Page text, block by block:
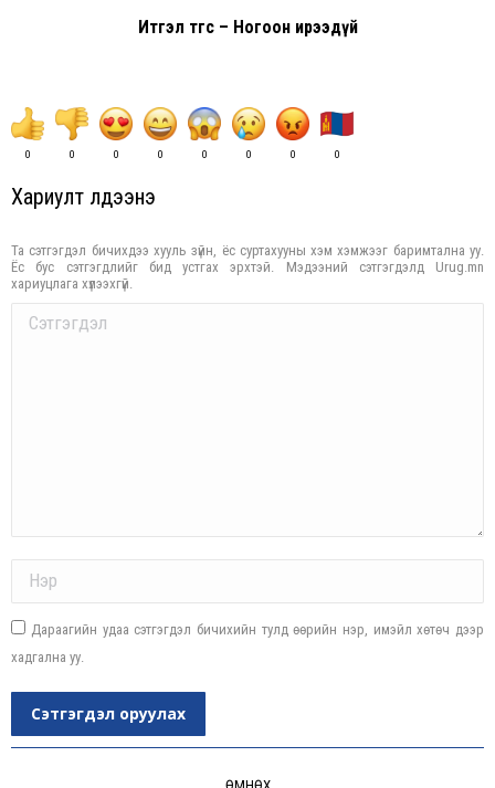
Итгэл төгс – Ногоон ирээдүй
0 0 0 0 0 0 0 0
Хариулт үлдээнэ үү
Та сэтгэгдэл бичихдээ хууль зүйн, ёс суртахууны хэм хэмжээг баримтална уу.
Ёс бус сэтгэгдлийг бид устгах эрхтэй. Мэдээний сэтгэгдэлд Urug.mn
хариуцлага хүлээхгүй.
Comment
Дараагийн удаа сэтгэгдэл бичихийн тулд өөрийн нэр, имэйл хөтөч дээр
хадгална уу.
Сэтгэгдэл оруулах